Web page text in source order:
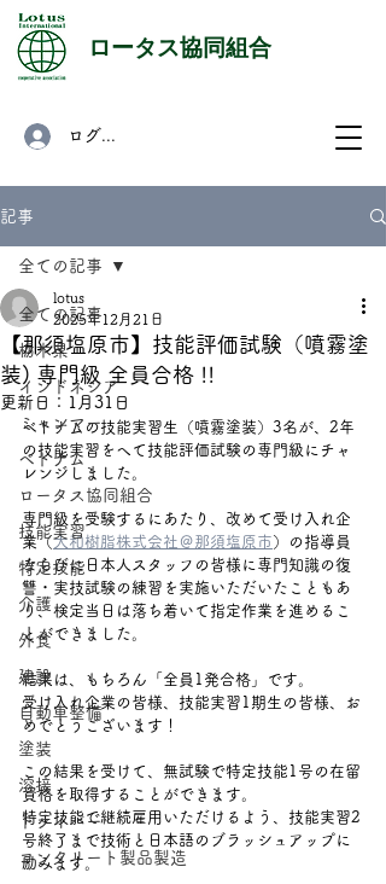
​ロータス協同組合
ログイン
記事
全ての記事
栃木県
インドネシア
ミャンマー
ベトナム
ロータス協同組合
技能実習
特定技能
介護
外食
建設
自動車整備
塗装
溶接
ドライバー
コンクリート製品製造
全ての記事
【那須塩原市】技能評価試験（噴霧塗
装) 専門級 全員合格 !!
lotus
2025年12月21日
更新日： 1月31日
ベトナムの技能実習生（噴霧塗装）3名が、2年
の技能実習をへて技能評価試験の専門級にチャ
レンジしました。
専門級を受験するにあたり、改めて受け入れ企
業（大和樹脂株式会社＠那須塩原市）の指導員
ならびに日本人スタッフの皆様に専門知識の復
讐・実技試験の練習を実施いただいたこともあ
り、検定当日は落ち着いて指定作業を進めるこ
とができました。
結果は、もちろん「全員1発合格」です。
受け入れ企業の皆様、技能実習1期生の皆様、お
めでとうございます！
この結果を受けて、無試験で特定技能1号の在留
資格を取得することができます。
特定技能で継続雇用いただけるよう、技能実習2
号終了まで技術と日本語のブラッシュアップに
励みます。